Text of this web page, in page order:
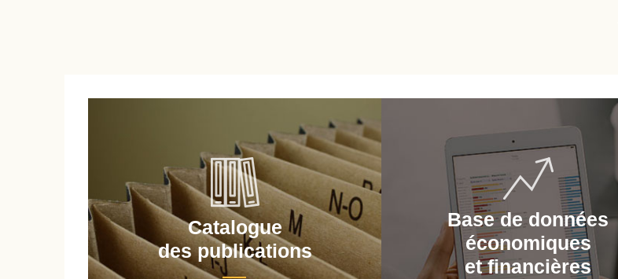
Catalogue
des publications
Base de données
économiques
et financières